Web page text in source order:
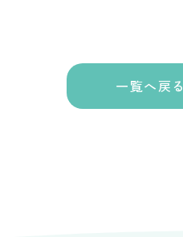
一覧へ戻る